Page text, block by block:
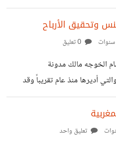
:)
وتحقيق الأرباح
الخوجه مالك مدونة
https://hussam.blog والتي أديرها منذ عام تقريباً وقد
والحصول على مايلزمني لتغطية
حياتي بدأت أقدم خدماتي
ومنها فيسبوك والذي
تعليق واحد